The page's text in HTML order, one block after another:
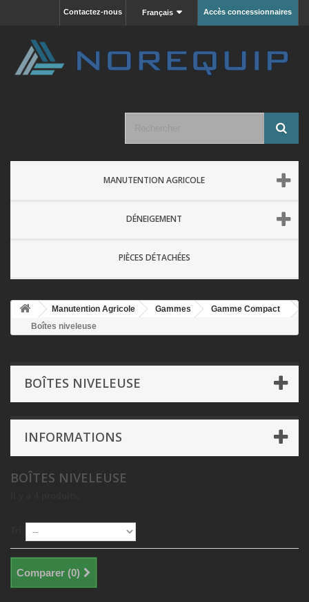
Accès concessionnaires
Français
Contactez-nous
MANUTENTION AGRICOLE
DÉNEIGEMENT
PIÈCES DÉTACHÉES
Manutention Agricole Gammes
Gamme Compact
Boîtes niveleuse
BOÎTES NIVELEUSE
INFORMATIONS
BOÎTES NIVELEUSE
Comparer (0)